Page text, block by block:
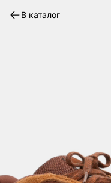
В каталог